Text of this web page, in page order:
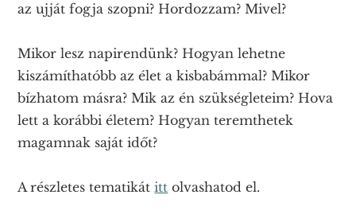
az ujját fogja szopni? Hordozzam? Mivel?
Mikor lesz napirendünk? Hogyan lehetne
kiszámíthatóbb az élet a kisbabámmal? Mikor
bízhatom másra? Mik az én szükségleteim? Hova
lett a korábbi életem? Hogyan teremthetek
magamnak saját időt?
A részletes tematikátitt olvashatod el.